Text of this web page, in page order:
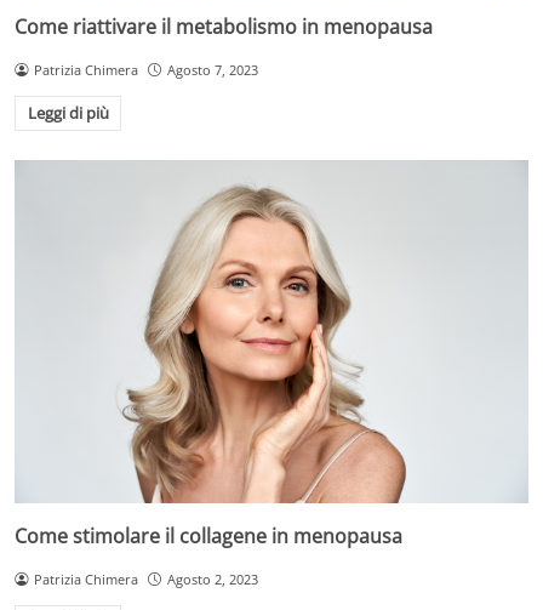
Come riattivare il metabolismo in menopausa
Patrizia Chimera Agosto 7, 2023
Leggi di più
Come stimolare il collagene in menopausa
Patrizia Chimera Agosto 2, 2023